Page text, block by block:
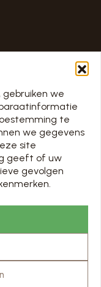
we
te
we gegevens
site
geeft of uw
gevolgen
18H